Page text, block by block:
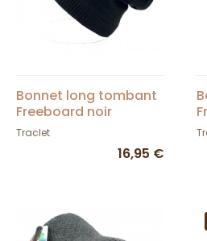
Bonnet long tombant
Freeboard noir
Traclet
16,95 €